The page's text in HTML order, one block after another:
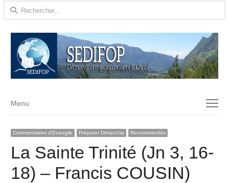
Rechercher :
Menu
Menu
Commentaires d'Evangile Préparer Dimanche Recommandés
La Sainte Trinité (Jn 3, 16-
18) – Francis COUSIN)